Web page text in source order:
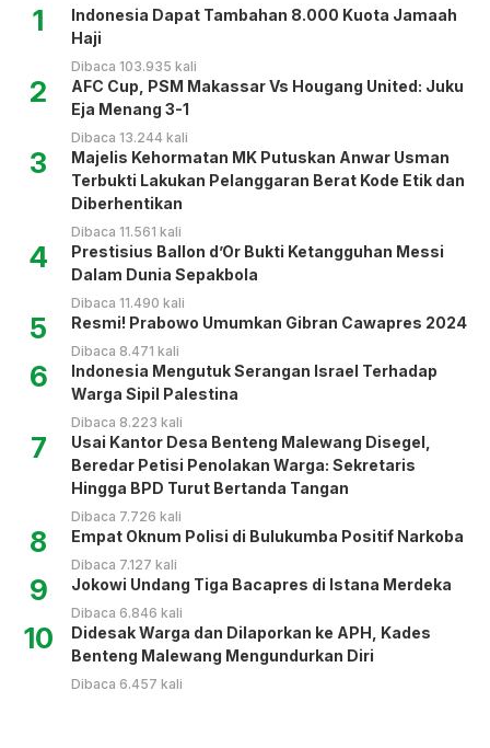
1
Indonesia Dapat Tambahan 8.000 Kuota Jamaah
Haji
Dibaca 103.935 kali
2
AFC Cup, PSM Makassar Vs Hougang United: Juku
Eja Menang 3-1
Dibaca 13.244 kali
3
Majelis Kehormatan MK Putuskan Anwar Usman
Terbukti Lakukan Pelanggaran Berat Kode Etik dan
Diberhentikan
Dibaca 11.561 kali
4
Prestisius Ballon d’Or Bukti Ketangguhan Messi
Dalam Dunia Sepakbola
Dibaca 11.490 kali
5 Resmi! Prabowo Umumkan Gibran Cawapres 2024
Dibaca 8.471 kali
6
Indonesia Mengutuk Serangan Israel Terhadap
Warga Sipil Palestina
Dibaca 8.223 kali
7
Usai Kantor Desa Benteng Malewang Disegel,
Beredar Petisi Penolakan Warga: Sekretaris
Hingga BPD Turut Bertanda Tangan
Dibaca 7.726 kali
8 Empat Oknum Polisi di Bulukumba Positif Narkoba
Dibaca 7.127 kali
9 Jokowi Undang Tiga Bacapres di Istana Merdeka
Dibaca 6.846 kali
10
Didesak Warga dan Dilaporkan ke APH, Kades
Benteng Malewang Mengundurkan Diri
Dibaca 6.457 kali